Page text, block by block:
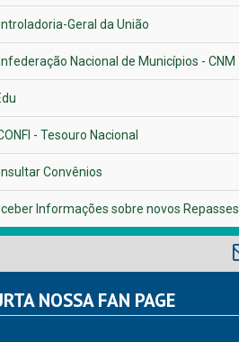
Geral da União
Nacional de Municípios - CNM
- Tesouro Nacional
Convênios
Informações sobre novos Repasses
NOSSA FAN PAGE